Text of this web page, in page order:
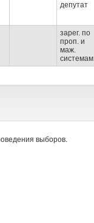
депутат
зарег. по
проп. и
маж.
системам
выборов.